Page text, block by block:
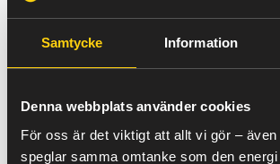
Samtycke Information
Denna webbplats använder cookies
För oss är det viktigt att allt vi gör – även
speglar samma omtanke som den
noterades, med ett veckomedel på
SE3 (Stockholm):
SE4 (Malmö):En marginell ökning
ett veckomedel på 78,0 EUR/MWh.
Dessa prisökningar kan delvis tillskrivas